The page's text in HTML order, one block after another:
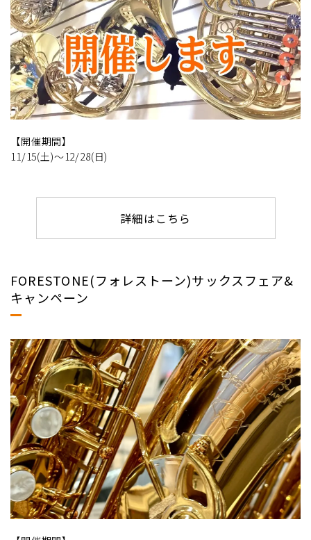
【開催期間】
11/15(土)～12/28(日)
詳細はこちら
FORESTONE(フォレストーン)サックスフェア&
キャンペーン